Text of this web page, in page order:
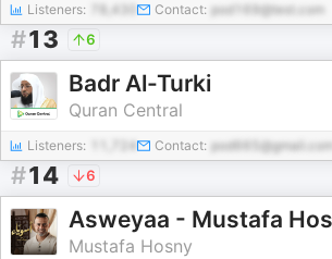
Listeners: 78,430 Contact: pod169@test.com
#13 6
Badr Al-Turki
Quran Central
Listeners: Contact: pod665@gmail.com
#14 6
Mustafa Hosny